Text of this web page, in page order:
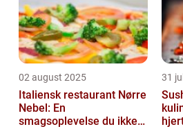
02 august 2025
Italiensk restaurant Nørre
Nebel: En
smagsoplevelse du ikke
31